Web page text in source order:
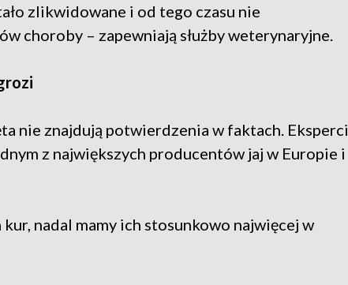
zlikwidowane i od tego czasu nie
choroby – zapewniają służby weterynaryjne.
nie znajdują potwierdzenia w faktach. Eksperci
z największych producentów jaj w Europie i
nadal mamy ich stosunkowo najwięcej w